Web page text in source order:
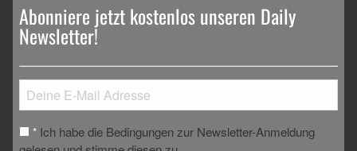
Abonniere jetzt kostenlos unseren Daily
Newsletter!
* Ich habe die Bedingungen zur Newsletter-Anmeldung